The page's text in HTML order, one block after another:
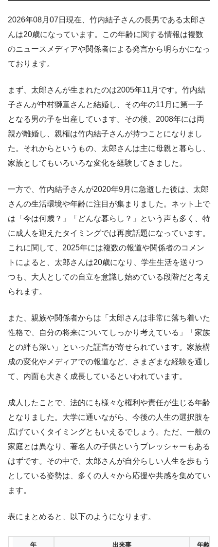
2026年08月07日現在、竹内結子さんの長男である太郎さ
んは20歳になっています。この年齢に関する情報は複数
のニュースメディアや関係者による発言から明らかになっ
ております。
まず、太郎さんが生まれたのは2005年11月です。竹内結
子さんが中村獅童さんと結婚し、その年の11月に第一子
となる男の子を出産しています。その後、2008年には両
親が離婚し、親権は竹内結子さんが持つことになりまし
た。それからというもの、太郎さんは主に母親と暮らし、
家族としてもいろいろな変化を経験してきました。
一方で、竹内結子さんが2020年9月に急逝した後は、太郎
さんの生活環境や年齢に注目が集まりました。ネット上で
は「今は何歳？」「どんな暮らし？」という声も多く、特
に成人を迎えたタイミングでは再度話題になっています。
これに関して、2025年には複数の報道や関係者のコメン
トによると、太郎さんは20歳になり、学生生活を送りつ
つも、大人としての自立を意識し始めている段階だと考え
られます。
また、親族や関係者からは「太郎さんは非常に落ち着いた
性格で、自分の将来についてしっかり考えている」「家族
との絆も深い」といった証言が寄せられています。家族構
成の変化やメディアでの報道など、さまざまな経験を通し
て、内面も大きく成長しているといわれています。
成人したことで、法的にも様々な権利や責任が生じる年齢
となりました。大学に通いながら、今後の人生の選択肢を
広げていくタイミングともいえるでしょう。ただ、一般の
家庭とは異なり、著名人の子供というプレッシャーもある
はずです。その中で、太郎さんが自分らしい人生を歩もう
としている姿勢は、多くの人々から応援や共感を集めてい
ます。
表にまとめると、以下のようになります。
年 出来事 年齢